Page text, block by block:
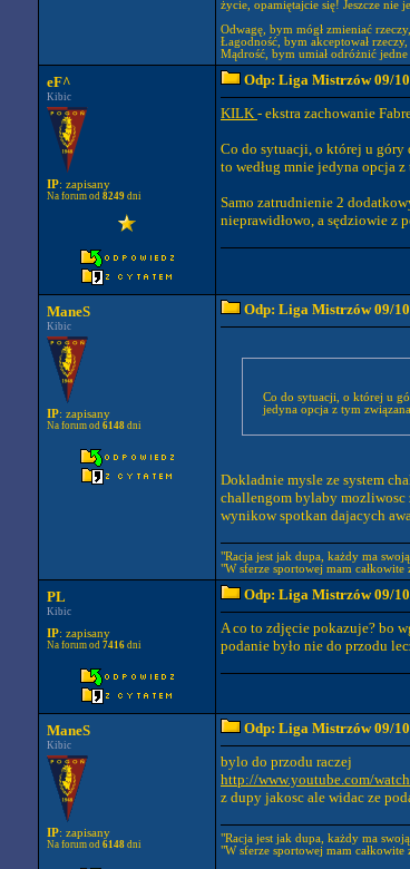
życie, opamiętajcie się! Jeszcze nie
Odwagę, bym mógł zmieniać
Łagodność, bym akceptował
Mądrość, bym umiał odróżnić
eF^
Kibic
IP: zapisany
Na forum od 8249 dni
Odp: Liga Mistrzów 09/10
KILK - ekstra zachowanie
Co do sytuacji, o której u góry
to według mnie jedyna opcja
Samo zatrudnienie 2
nieprawidłowo, a sędziowie z
ManeS
Kibic
IP: zapisany
Na forum od 6148 dni
Odp: Liga Mistrzów 09/10
Co do sytuacji, o której u
jedyna opcja z tym
Dokladnie mysle ze system
challengom bylaby mozliwosc
wynikow spotkan dajacych
"Racja jest jak dupa, każdy ma
"W sferze sportowej mam
PL
Kibic
IP: zapisany
Na forum od 7416 dni
Odp: Liga Mistrzów 09/10
A co to zdjęcie pokazuje? bo
podanie było nie do przodu
ManeS
Kibic
IP: zapisany
Na forum od 6148 dni
Odp: Liga Mistrzów 09/10
bylo do przodu raczej
http://www.youtube.com/
z dupy jakosc ale widac ze
"Racja jest jak dupa, każdy ma
"W sferze sportowej mam